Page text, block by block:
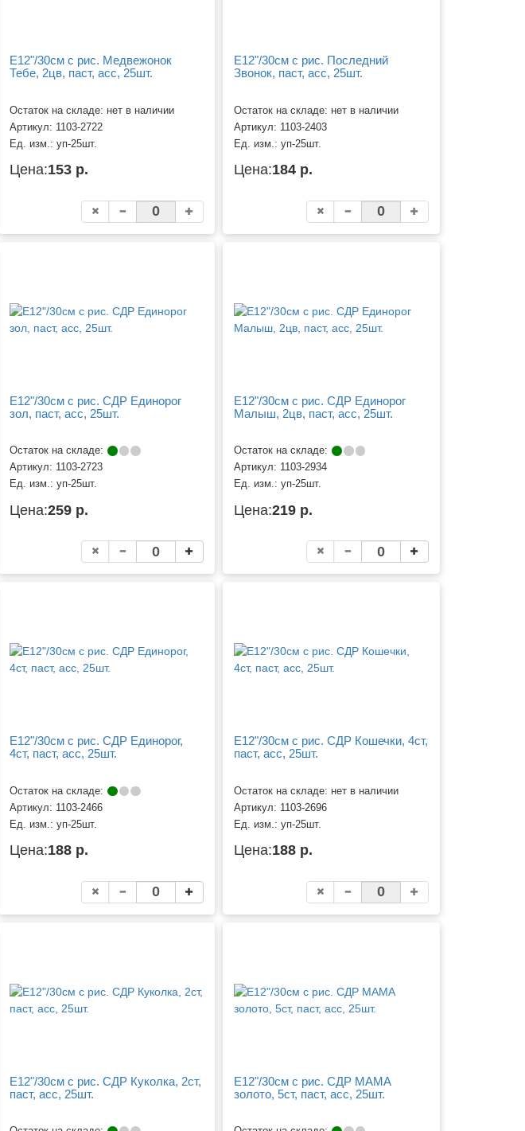
Е12"/30см с рис. Медвежонок
Тебе, 2цв, паст, асс, 25шт.
Остаток на складе: нет в наличии
Артикул: 1103-2722
Ед. изм.: уп-25шт.
Цена:153 р.
Е12"/30см с рис. Последний
Звонок, паст, асс, 25шт.
Остаток на складе: нет в наличии
Артикул: 1103-2403
Ед. изм.:уп-25шт.
Цена:184 р.
Е12"/30см с рис. СДР Единорог
зол, паст, асс, 25шт.
Остаток на складе:
Артикул: 1103-2723
Ед. изм.: уп-25шт.
Цена:259 р.
Е12"/30см с рис. СДР Единорог
Малыш, 2цв, паст, асс, 25шт.
Остаток на складе:
Артикул: 1103-2934
Ед. изм.:уп-25шт.
Цена:219 р.
Е12"/30см с рис. СДР Единорог,
4ст, паст, асс, 25шт.
Остаток на складе:
Артикул: 1103-2466
Ед. изм.: уп-25шт.
Цена:188 р.
Е12"/30см с рис. СДР Кошечки, 4ст,
паст, асс, 25шт.
Остаток на складе: нет в наличии
Артикул: 1103-2696
Ед. изм.:уп-25шт.
Цена:188 р.
Е12"/30см с рис. СДР Куколка, 2ст,
паст, асс, 25шт.
Е12"/30см с рис. СДР МАМА
золото, 5ст, паст, асс, 25шт.